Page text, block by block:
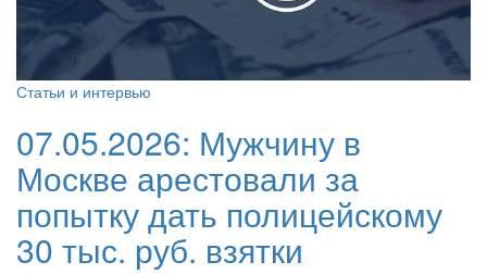
Статьи и интервью
07.05.2026: Мужчину в
Москве арестовали за
попытку дать полицейскому
30 тыс. руб. взятки